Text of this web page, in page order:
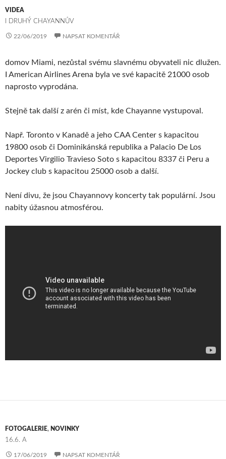
VIDEA
I DRUHÝ CHAYANNŮV
22/06/2019 NAPSAT KOMENTÁŘ
domov Miami, nezůstal svému slavnému obyvateli nic dlužen.
I American Airlines Arena byla ve své kapacitě 21000 osob
naprosto vyprodána.
Stejně tak další z arén či míst, kde Chayanne vystupoval.
Např. Toronto v Kanadě a jeho CAA Center s kapacitou
19800 osob či Dominikánská republika a Palacio De Los
Deportes Virgilio Travieso Soto s kapacitou 8337 či Peru a
Jockey club s kapacitou 25000 osob a další.
Není divu, že jsou Chayannovy koncerty tak populární. Jsou
nabity úžasnou atmosférou.
FOTOGALERIE, NOVINKY
16.6. A
17/06/2019 NAPSAT KOMENTÁŘ